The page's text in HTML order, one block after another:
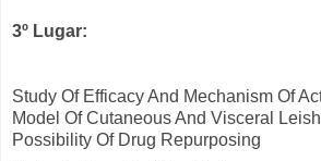
3º Lugar:
Study Of Efficacy And Mechanism Of
Model Of Cutaneous And Visceral
Possibility Of Drug Repurposing